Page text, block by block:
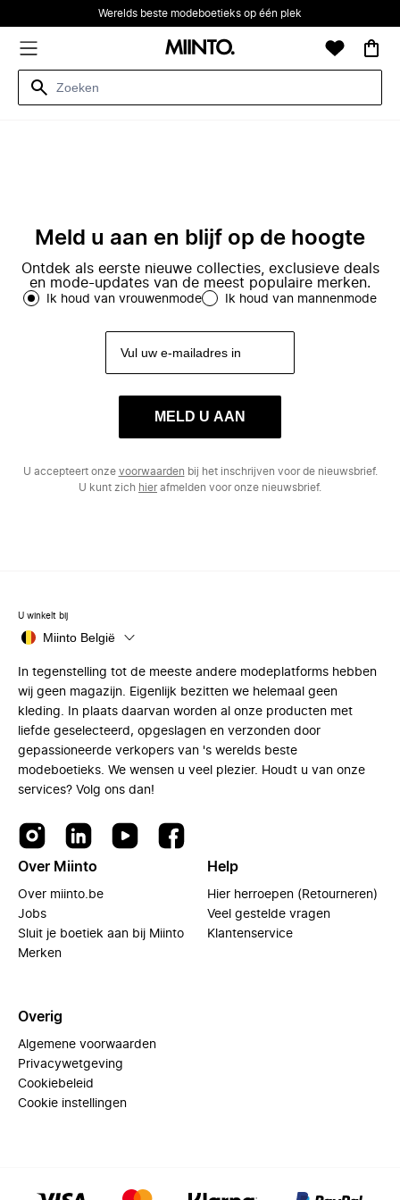
Werelds beste modeboetieks op één plek
Meld u aan en blijf op de hoogte
Ontdek als eerste nieuwe collecties, exclusieve deals
en mode-updates van de meest populaire merken.
Ik houd van vrouwenmode Ik houd van mannenmode
MELD U AAN
U accepteert onze voorwaarden bij het inschrijven voor de nieuwsbrief.
U kunt zich hierafmelden voor onze nieuwsbrief.
U winkelt bij
Miinto België
In tegenstelling tot de meeste andere modeplatforms hebben
wij geen magazijn. Eigenlijk bezitten we helemaal geen
kleding. In plaats daarvan worden al onze producten met
liefde geselecteerd, opgeslagen en verzonden door
gepassioneerde verkopers van 's werelds beste
modeboetieks. We wensen u veel plezier. Houdt u van onze
services? Volg ons dan!
Over Miinto
Over miinto.be
Jobs
Sluit je boetiek aan bij Miinto
Merken
Help
Hier herroepen (Retourneren)
Veel gestelde vragen
Klantenservice
Overig
Algemene voorwaarden
Privacywetgeving
Cookiebeleid
Cookie instellingen